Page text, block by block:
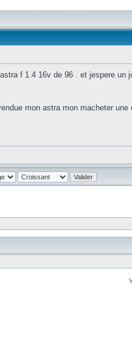
f 1.4 16v de 96 . et jespere un
mon astra mon macheter